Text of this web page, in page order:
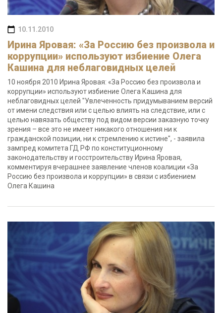
10.11.2010
Ирина Яровая: «За Россию без произвола и
коррупции» используют избиение Олега
Кашина для неблаговидных целей
10 ноября 2010 Ирина Яровая: «За Россию без произвола и
коррупции» используют избиение Олега Кашина для
неблаговидных целей "Увлеченность придумыванием версий
от имени следствия или с целью влиять на следствие, или с
целью навязать обществу под видом версии заказную точку
зрения – все это не имеет никакого отношения ни к
гражданской позиции, ни к стремлению к истине", - заявила
зампред комитета ГД РФ по конституционному
законодательству и госстроительству Ирина Яровая,
комментируя вчерашнее заявление членов коалиции «За
Россию без произвола и коррупции» в связи с избиением
Олега Кашина